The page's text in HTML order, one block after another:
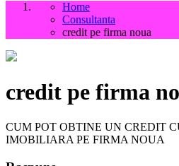
Home
Consultanta
credit pe firma noua
credit pe firma
CUM POT OBTINE UN CREDIT
IMOBILIARA PE FIRMA NOUA